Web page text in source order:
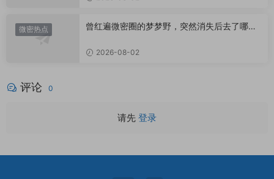
微密热点
曾红遍微密圈的梦梦野，突然消失后去了哪
2026-08-02
评论 0
请先 登录